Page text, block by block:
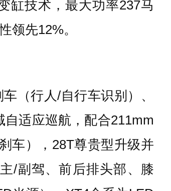
缸技术，最大功率237马
领先12%。
（行人/自行车识别）、
适应巡航，配合211mm
车），28T尊贵型升级并
/副驾、前后排头部、膝